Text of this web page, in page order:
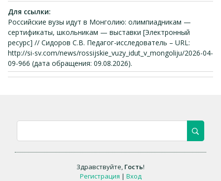
Для ссылки:
Российские вузы идут в Монголию: олимпиадникам —
сертификаты, школьникам — выставки [Электронный
ресурс] // Сидоров С.В. Педагог-исследователь – URL:
http://si-sv.com/news/rossijskie_vuzy_idut_v_mongoliju/2026-04-
09-966 (дата обращения: 09.08.2026).
Здравствуйте, Гость!
Регистрация | Вход